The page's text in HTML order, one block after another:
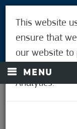
MENU
This website
ensure that
our website to
and to analyse
Analytics.